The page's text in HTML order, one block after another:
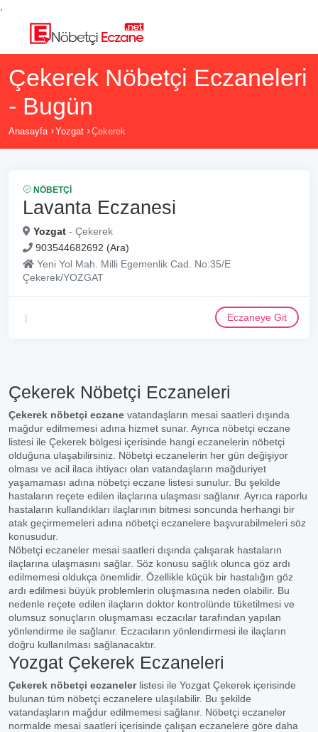
Çekerek Nöbetçi Eczaneleri
- Bugün
Anasayfa Yozgat Çekerek
NÖBETÇI
Lavanta Eczanesi
Yozgat - Çekerek
903544682692 (Ara)
Yeni Yol Mah. Milli Egemenlik Cad. No:35/E
Çekerek/YOZGAT
Eczaneye Git
Çekerek Nöbetçi Eczaneleri
Çekerek nöbetçi eczane vatandaşların mesai saatleri dışında
mağdur edilmemesi adına hizmet sunar. Ayrıca nöbetçi eczane
listesi ile Çekerek bölgesi içerisinde hangi eczanelerin nöbetçi
olduğuna ulaşabilirsiniz. Nöbetçi eczanelerin her gün değişiyor
olması ve acil ilaca ihtiyacı olan vatandaşların mağduriyet
yaşamaması adına nöbetçi eczane listesi sunulur. Bu şekilde
hastaların reçete edilen ilaçlarına ulaşması sağlanır. Ayrıca raporlu
hastaların kullandıkları ilaçlarının bitmesi soncunda herhangi bir
atak geçirmemeleri adına nöbetçi eczanelere başvurabilmeleri söz
konusudur.
Nöbetçi eczaneler mesai saatleri dışında çalışarak hastaların
ilaçlarına ulaşmasını sağlar. Söz konusu sağlık olunca göz ardı
edilmemesi oldukça önemlidir. Özellikle küçük bir hastalığın göz
ardı edilmesi büyük problemlerin oluşmasına neden olabilir. Bu
nedenle reçete edilen ilaçların doktor kontrolünde tüketilmesi ve
olumsuz sonuçların oluşmaması eczacılar tarafından yapılan
yönlendirme ile sağlanır. Eczacıların yönlendirmesi ile ilaçların
doğru kullanılması sağlanacaktır.
Yozgat Çekerek Eczaneleri
Çekerek nöbetçi eczanelerlistesi ile Yozgat Çekerek içerisinde
bulunan tüm nöbetçi eczanelere ulaşılabilir. Bu şekilde
vatandaşların mağdur edilmemesi sağlanır. Nöbetçi eczaneler
normalde mesai saatleri içerisinde çalışan eczanelere göre daha